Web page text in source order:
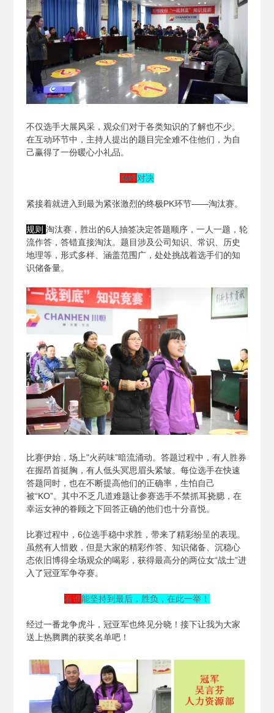
不仅选手大展风采，观众们对于各类知识的了解也不少。
在互动环节中，主持人提出的题目完全难不住他们，为自
己赢得了一份暖心小礼品。
巅峰对决
紧接着就进入到最为紧张激烈的终极PK环节——淘汰赛。
规则 淘汰赛，胜出的6人抽签决定答题顺序，一人一题，轮
流作答，答错直接淘汰。题目涉及公司知识、常识、历史
地理等，形式多样、涵盖范围广，处处挑战着选手们的知
识储备量。
比赛伊始，场上"火药味”暗流涌动。答题过程中，有人胜券
在握昂首挺胸，有人低头冥思眉头紧皱。每位选手在快速
答题同时，也在不断提高他们的正确率，生怕自己
被“KO”。其中不乏几道难题让参赛选手不禁抓耳挠腮，在
幸运女神的眷顾之下回答正确的他们也十分喜悦。
比赛过程中，6位选手稳中求胜，带来了精彩纷呈的表现。
虽然有人惜败，但是大家的精彩作答、知识储备、沉稳心
态依旧博得全场观众的喝彩，获得最高分的两位女“战士”进
入了冠亚军争夺赛。
看谁能坚持到最后，胜负，在此一举！
经过一番龙争虎斗，冠亚军也终见分晓！接下让我为大家
送上热腾腾的获奖名单吧！